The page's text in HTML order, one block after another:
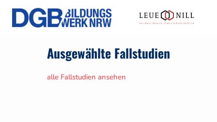
Ausgewählte Fallstudien
alle Fallstudien ansehen